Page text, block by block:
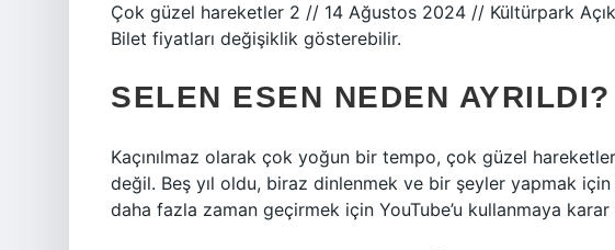
Çok güzel hareketler 2 // 14 Ağustos 2024 // Kültürpark
Bilet fiyatları değişiklik gösterebilir.
SELEN ESEN NEDEN AYRILDI?
Kaçınılmaz olarak çok yoğun bir tempo, çok güzel
değil. Beş yıl oldu, biraz dinlenmek ve bir şeyler yapmak için
daha fazla zaman geçirmek için YouTube’u kullanmaya